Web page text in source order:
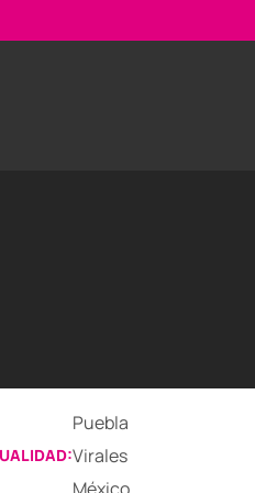
Puebla
Virales
México